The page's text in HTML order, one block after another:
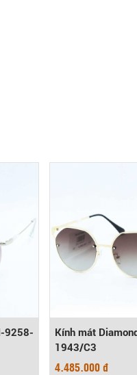
9258-
Kính mát
1943/C3
4.485.000 đ